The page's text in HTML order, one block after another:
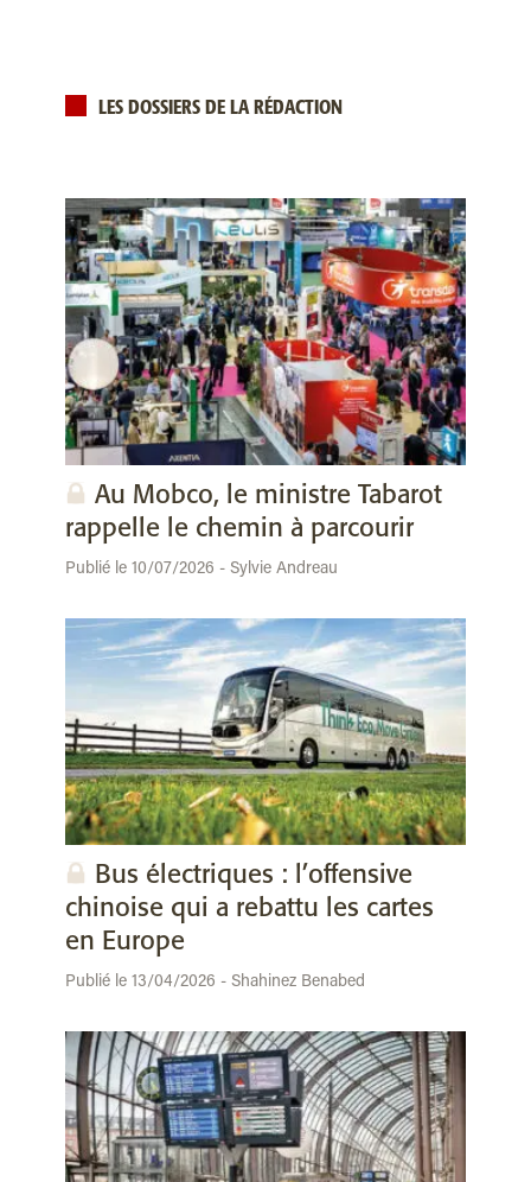
LES DOSSIERS DE LA RÉDACTION
Au Mobco, le ministre Tabarot
rappelle le chemin à parcourir
Publié le 10/07/2026 - Sylvie Andreau
Bus électriques : l’offensive
chinoise qui a rebattu les cartes
en Europe
Publié le 13/04/2026 - Shahinez Benabed